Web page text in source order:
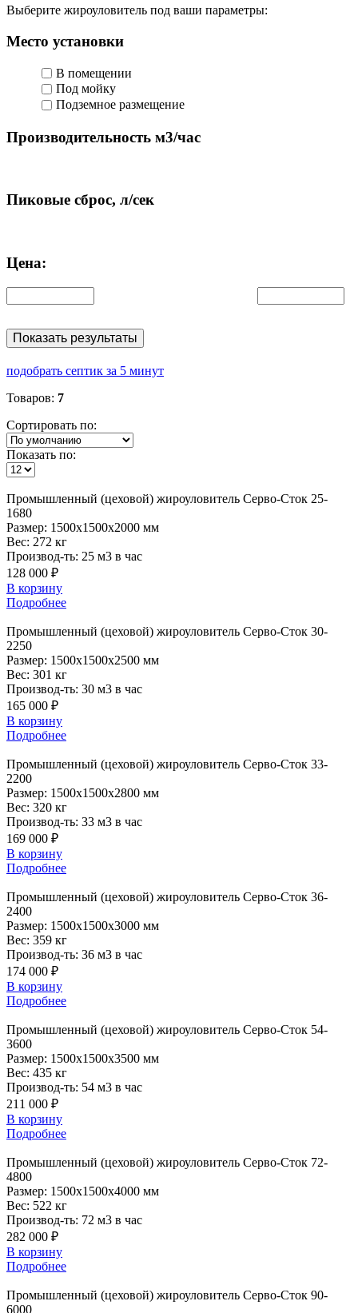
Выберите жироуловитель под ваши параметры:
Место установки
В помещении
Под мойку
Подземное размещение
Производительность м3/час
Пиковые сброс, л/сек
Цена:
Показать результаты
подобрать септик за 5 минут
Товаров: 7
Сортировать по:
Показать по:
Промышленный (цеховой) жироуловитель Серво-Сток 25-
1680
Размер: 1500x1500x2000 мм
Вес: 272 кг
Производ-ть: 25 м3 в час
128 000 ₽
В корзину
Подробнее
Промышленный (цеховой) жироуловитель Серво-Сток 30-
2250
Размер: 1500x1500x2500 мм
Вес: 301 кг
Производ-ть: 30 м3 в час
165 000 ₽
В корзину
Подробнее
Промышленный (цеховой) жироуловитель Серво-Сток 33-
2200
Размер: 1500x1500x2800 мм
Вес: 320 кг
Производ-ть: 33 м3 в час
169 000 ₽
В корзину
Подробнее
Промышленный (цеховой) жироуловитель Серво-Сток 36-
2400
Размер: 1500x1500x3000 мм
Вес: 359 кг
Производ-ть: 36 м3 в час
174 000 ₽
В корзину
Подробнее
Промышленный (цеховой) жироуловитель Серво-Сток 54-
3600
Размер: 1500x1500x3500 мм
Вес: 435 кг
Производ-ть: 54 м3 в час
211 000 ₽
В корзину
Подробнее
Промышленный (цеховой) жироуловитель Серво-Сток 72-
4800
Размер: 1500x1500x4000 мм
Вес: 522 кг
Производ-ть: 72 м3 в час
282 000 ₽
В корзину
Подробнее
Промышленный (цеховой) жироуловитель Серво-Сток 90-
6000